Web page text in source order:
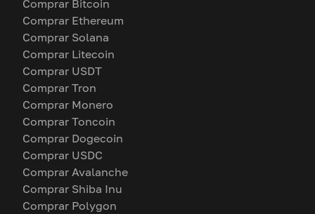
Comprar Bitcoin
Comprar Ethereum
Comprar Solana
Comprar Litecoin
Comprar USDT
Comprar Tron
Comprar Monero
Comprar Toncoin
Comprar Dogecoin
Comprar USDC
Comprar Avalanche
Comprar Shiba Inu
Comprar Polygon